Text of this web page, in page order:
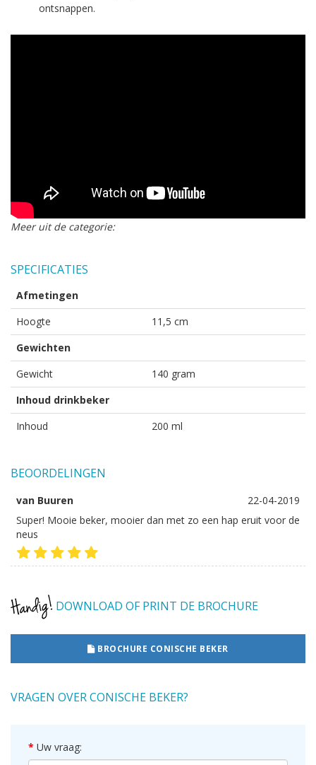
ontsnappen.
Meer uit de categorie:
SPECIFICATIES
Afmetingen
Hoogte
11,5 cm
Gewichten
Gewicht
140 gram
Inhoud drinkbeker
Inhoud
200 ml
BEOORDELINGEN
van Buuren
22-04-2019
Super! Mooie beker, mooier dan met zo een hap eruit voor de
neus
DOWNLOAD OF PRINT DE BROCHURE
BROCHURE CONISCHE BEKER
VRAGEN OVER CONISCHE BEKER?
Uw vraag: